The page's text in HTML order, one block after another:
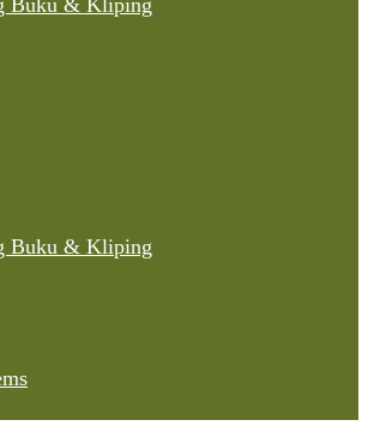
Buku & Kliping
Buku & Kliping